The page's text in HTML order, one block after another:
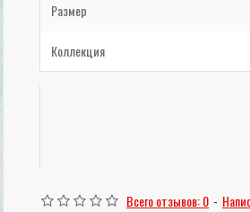
Размер
Коллекция
Всего отзывов: 0 -